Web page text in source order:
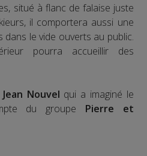
situé à flanc de falaise juste
il comportera aussi une
le vide ouverts au public.
pourra accueillir des
Jean Nouvel qui a imaginé le
du groupe Pierre et